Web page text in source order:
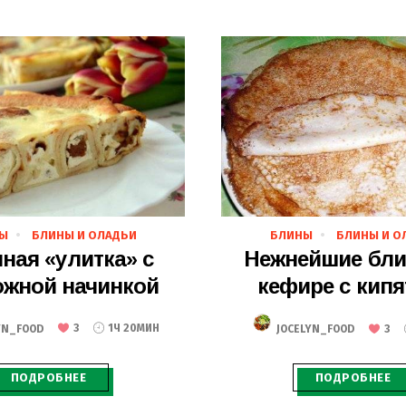
27.02.2020
БЛИНЫ И ОЛАДЬИ
«улитка» с
начинкой
3 1Ч 20МИН
ПОДРОБНЕЕ
27.02.2020
БЛИНЫ БЛИНЫ И
Нежнейшие
кефире с
JOCELYN_FOOD 3
ПОДРОБНЕЕ